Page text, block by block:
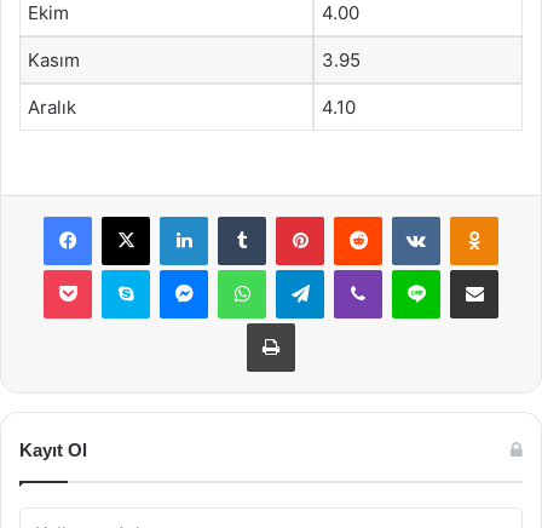
Ekim 4.00
Kasım 3.95
Aralık 4.10
Facebook
X LinkedInTumblr PinterestReddit VKontakte
Pocket Skype MessengerWhatsAppTelegramViber Line E-Posta ile
Yazdır
Kayıt Ol